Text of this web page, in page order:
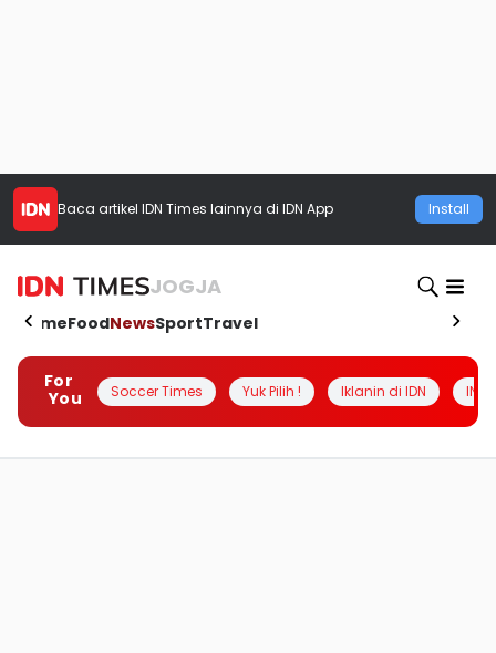
Baca artikel IDN Times lainnya di IDN App Install
JOGJA
HomeFoodNewsSportTravel
For
You
Soccer Times Yuk Pilih ! Iklanin di IDN